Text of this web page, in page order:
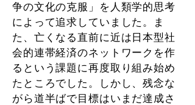
争の文化の克服」を人類学的思考
によって追求していました。ま
た、亡くなる直前に近は日本型社
会的連帯経済のネットワークを作
るという課題に再度取り組み始め
たところでした。しかし、残念な
がら道半ばで目標はいまだ達成さ